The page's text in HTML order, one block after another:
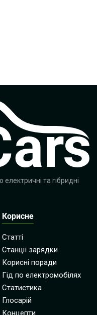
та гібридні
Корисне
Статті
Станції зарядки
Корисні поради
Гід по електромобілях
Статистика
Глосарій
Концепти